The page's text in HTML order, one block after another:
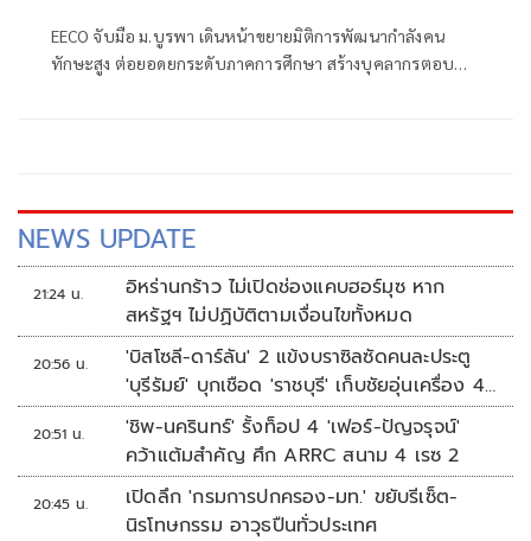
EECO จับมือ ม.บูรพา เดินหน้าขยายมิติการพัฒนากำลังคน
ทักษะสูง ต่อยอดยกระดับภาคการศึกษา สร้างบุคลากรตอบ
NEWS UPDATE
21:24 น.
อิหร่านกร้าว ไม่เปิดช่องแคบฮอร์มุซ หาก
สหรัฐฯ ไม่ปฏิบัติตามเงื่อนไขทั้งหมด
20:56 น.
'บิสโซลี-ดาร์ลัน' 2 แข้งบราซิลซัดคนละประตู
'บุรีรัมย์' บุกเชือด 'ราชบุรี' เก็บชัยอุ่นเครื่อง 4
นัดรวด
20:51 น.
'ชิพ-นครินทร์' รั้งท็อป 4 'เฟอร์-ปัญจรุจน์'
คว้าแต้มสำคัญ ศึก ARRC สนาม 4 เรซ 2
20:45 น.
เปิดลึก 'กรมการปกครอง-มท.' ขยับรีเซ็ต-
นิรโทษกรรม อาวุธปืนทั่วประเทศ